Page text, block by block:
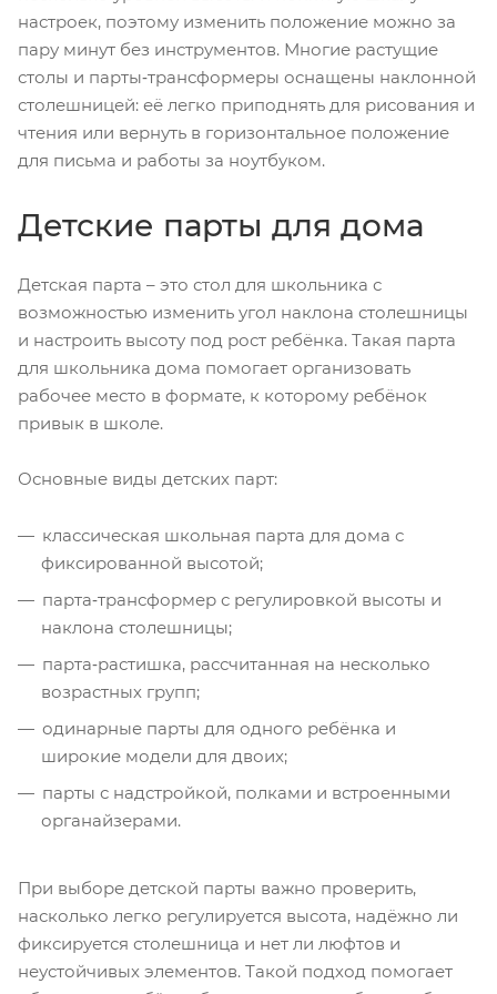
настроек, поэтому изменить положение можно за
пару минут без инструментов. Многие растущие
столы и парты‑трансформеры оснащены наклонной
столешницей: её легко приподнять для рисования и
чтения или вернуть в горизонтальное положение
для письма и работы за ноутбуком.
Детские парты для дома
Детская парта – это стол для школьника с
возможностью изменить угол наклона столешницы
и настроить высоту под рост ребёнка. Такая парта
для школьника дома помогает организовать
рабочее место в формате, к которому ребёнок
привык в школе.
Основные виды детских парт:
классическая школьная парта для дома с
фиксированной высотой;
парта‑трансформер с регулировкой высоты и
наклона столешницы;
парта‑растишка, рассчитанная на несколько
возрастных групп;
одинарные парты для одного ребёнка и
широкие модели для двоих;
парты с надстройкой, полками и встроенными
органайзерами.
При выборе детской парты важно проверить,
насколько легко регулируется высота, надёжно ли
фиксируется столешница и нет ли люфтов и
неустойчивых элементов. Такой подход помогает